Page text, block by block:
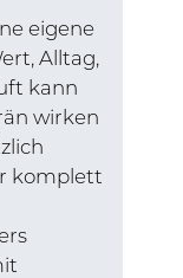
eigene
Alltag,
kann
wirken
komplett